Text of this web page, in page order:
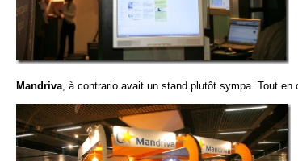
Mandriva , à contrario avait un stand plutôt sympa. Tout